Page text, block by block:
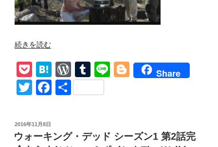
ら
す
ネ
バ
レ
感
ッ
コ
“ウ
ー
キ
ン
ッ
ド
続きを読む
P
o
ck
H
at
e
a
W
or
d
e
T
u
m
r
Li
Bl
er
Share
T
tt
er
F
e
共
投
稿
日:
2016年11月8日
ウォーキング・デッド シーズン1 第2話完